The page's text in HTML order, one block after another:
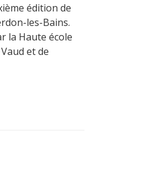
édition de
les-Bains.
la Haute école
et de